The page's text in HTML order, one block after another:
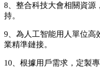
8、整合科技大會相關資源
持。
9、為人工智能用人單位高
業精準鏈接。
10、根據用戶需求，定製